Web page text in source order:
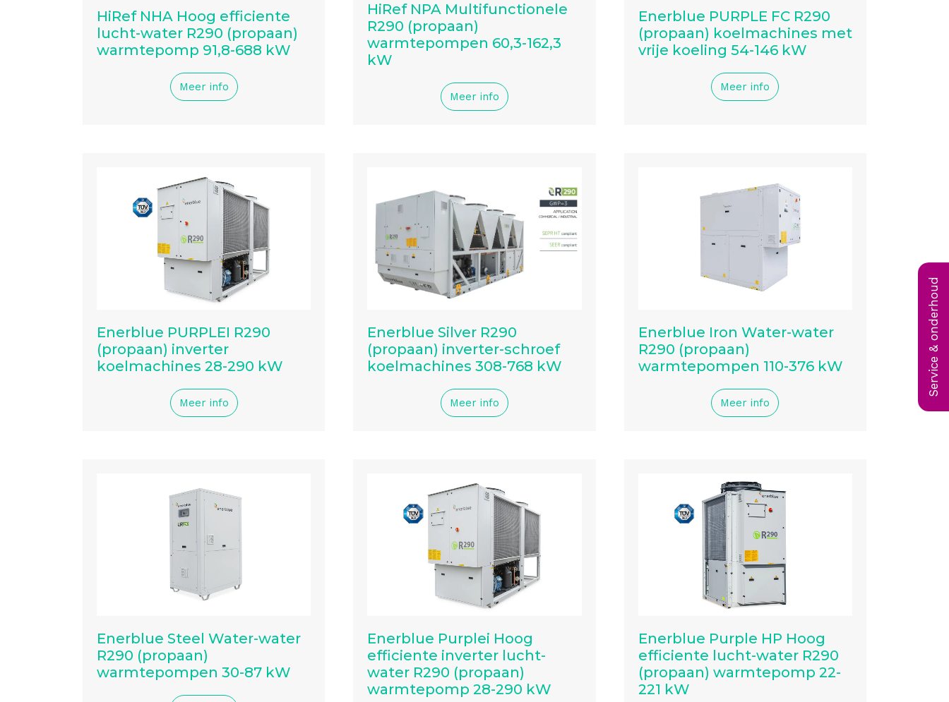
Service & onderhoud
HiRef NHA Hoog efficiente
lucht-water R290 (propaan)
warmtepomp 91,8-688 kW
Meer info
HiRef NPA Multifunctionele
R290 (propaan)
warmtepompen 60,3-162,3
kW
Meer info
Enerblue PURPLE FC R290
(propaan) koelmachines met
vrije koeling 54-146 kW
Meer info
Enerblue PURPLEI R290
(propaan) inverter
koelmachines 28-290 kW
Meer info
Enerblue Silver R290
(propaan) inverter-schroef
koelmachines 308-768 kW
Meer info
Enerblue Iron Water-water
R290 (propaan)
warmtepompen 110-376 kW
Meer info
Enerblue Steel Water-water
R290 (propaan)
warmtepompen 30-87 kW
Enerblue Purplei Hoog
efficiente inverter lucht-
water R290 (propaan)
warmtepomp 28-290 kW
Enerblue Purple HP Hoog
efficiente lucht-water R290
(propaan) warmtepomp 22-
221 kW